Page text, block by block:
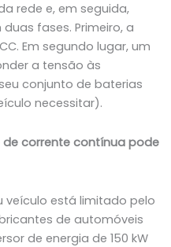
rede e, em seguida,
fases. Primeiro, a
Em segundo lugar, um
a tensão às
conjunto de baterias
necessitar).
corrente contínua pode
veículo está limitado pelo
de automóveis
de energia de 150 kW